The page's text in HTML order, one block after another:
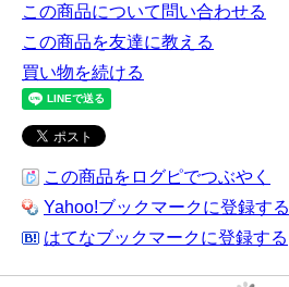
この商品について問い合わせる
この商品を友達に教える
買い物を続ける
この商品をログピでつぶやく
Yahoo!ブックマークに登録する
はてなブックマークに登録する